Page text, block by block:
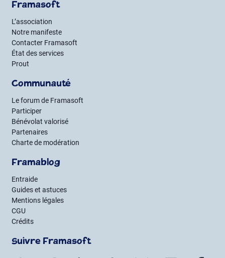
Framasoft
L’association
Notre manifeste
Contacter Framasoft
État des services
Prout
Communauté
Le forum de Framasoft
Participer
Bénévolat valorisé
Partenaires
Charte de modération
Framablog
Entraide
Guides et astuces
Mentions légales
CGU
Crédits
Suivre Framasoft